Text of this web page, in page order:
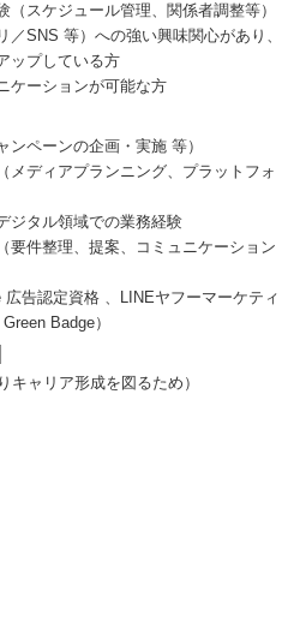
（スケジュール管理、関係者調整等）
／SNS 等）への強い興味関心があり、
ップしている方
ケーションが可能な方
ンペーンの企画・実施 等）
メディアプランニング、プラットフォ
ジタル領域での業務経験
要件整理、提案、コミュニケーション
広告認定資格 、LINEヤフーマーケティ
Badge）
キャリア形成を図るため）